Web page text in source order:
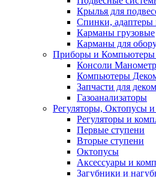
Крылья для
Спинки, адаптеры
Карманы грузовые
Карманы для
Приборы и Компьютеры
Консоли
Компьютеры
Запчасти для
Газоанализаторы
Регуляторы, Октопусы
Регуляторы и
Первые ступени
Вторые ступени
Октопусы
Аксессуары и
Загубники и